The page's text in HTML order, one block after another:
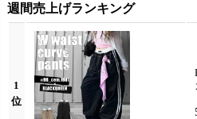
週間売上げランキング
1
位